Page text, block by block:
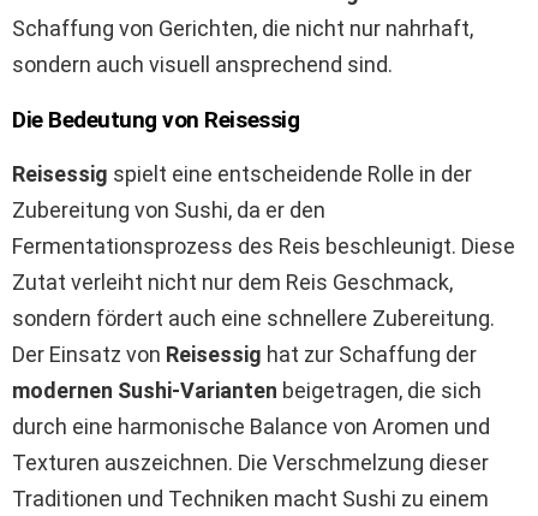
Schaffung von Gerichten, die nicht nur nahrhaft,
sondern auch visuell ansprechend sind.
Die Bedeutung von Reisessig
Reisessig spielt eine entscheidende Rolle in der
Zubereitung von Sushi, da er den
Fermentationsprozess des Reis beschleunigt. Diese
Zutat verleiht nicht nur dem Reis Geschmack,
sondern fördert auch eine schnellere Zubereitung.
Der Einsatz von Reisessig hat zur Schaffung der
modernen Sushi-Varianten beigetragen, die sich
durch eine harmonische Balance von Aromen und
Texturen auszeichnen. Die Verschmelzung dieser
Traditionen und Techniken macht Sushi zu einem